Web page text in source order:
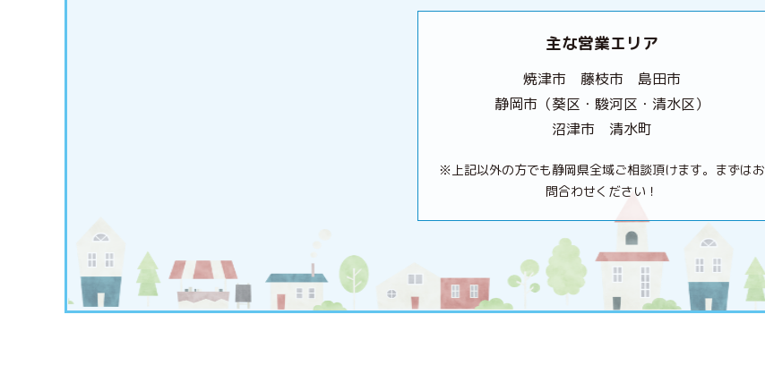
主な営業エリア
焼津市 藤枝市 島田市
静岡市（葵区・駿河区・清水区）
沼津市 清水町
※上記以外の方でも静岡県全域ご相談頂けます。まずはお
問合わせください！